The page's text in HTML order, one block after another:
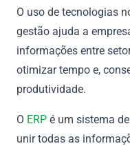
O uso de tecnologias
gestão ajuda a
informações entre
otimizar tempo e,
produtividade.
O ERP é um sistema
unir todas as